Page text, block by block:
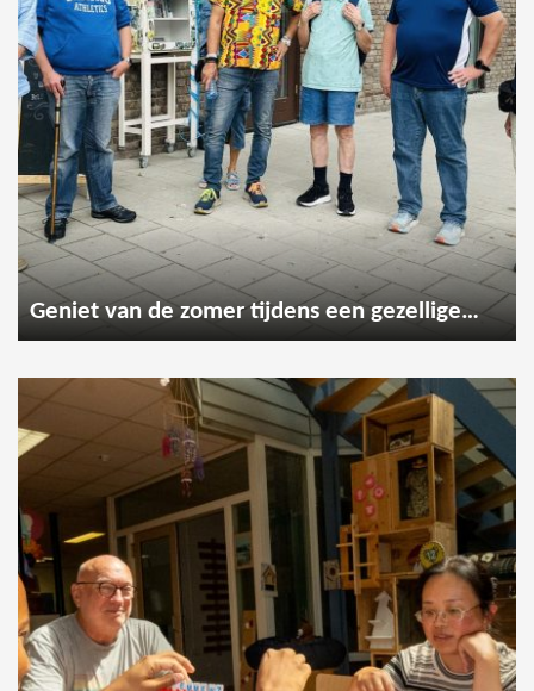
Geniet van de zomer tijdens een gezellige wandeling